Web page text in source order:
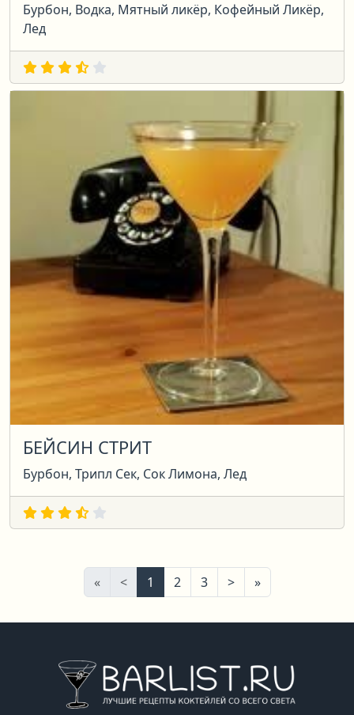
Бурбон, Водка, Мятный ликёр, Кофейный Ликёр,
Лед
БЕЙСИН СТРИТ
Бурбон, Трипл Сек, Сок Лимона, Лед
«Первая
<Предыдущая
1 2 3 >Следующая
»Последняя